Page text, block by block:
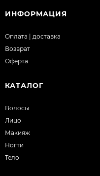
ИНФОРМАЦИЯ
Оплата | доставка
Возврат
Оферта
КАТАЛОГ
Волосы
Лицо
Макияж
Ногти
Тело